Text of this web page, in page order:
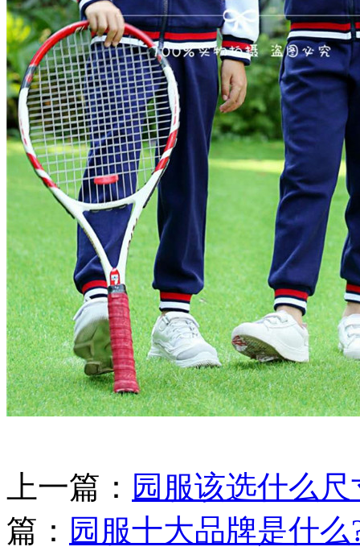
上一篇： 园服该选什么
篇： 园服十大品牌是什么